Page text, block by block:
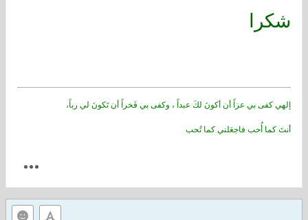
شكرا
إلهي كفى بي عزاً أن أكونَ لكَ عبداً ، وكفى بي فَخراً أن تَكونَ لي رباً،
أنتَ كما أُحب فاجعَلني كما تُحب